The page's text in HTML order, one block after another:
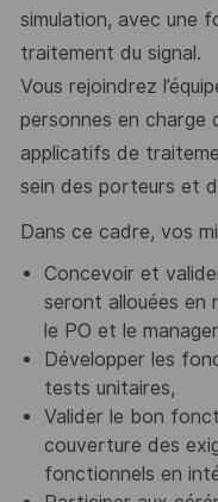
simulation, avec une
traitement du signal.
Vous rejoindrez
personnes en charge
applicatifs de
sein des porteurs et
Dans ce cadre, vos
Concevoir et
seront allouées en
le PO et le
Développer les
tests unitaires,
Valider le bon
couverture des
fonctionnels en